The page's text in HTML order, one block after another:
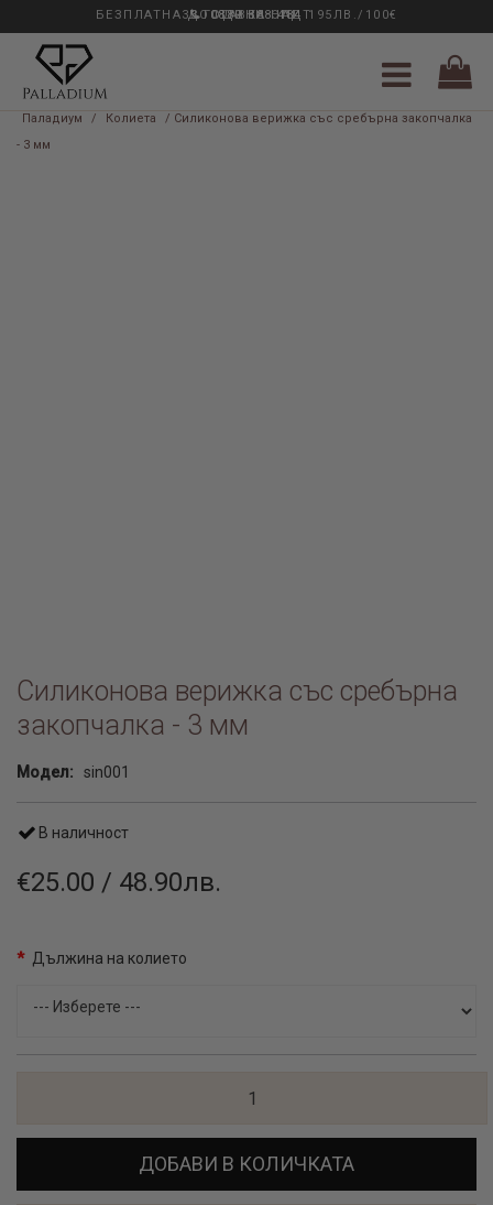
33 ГОДИНИ ОПИТ
БЕЗПЛАТНА ДОСТАВКА НАД 195ЛВ./100€
0889 888 484
Паладиум / Колиета
/ Силиконова верижка със сребърна закопчалка
- 3 мм
Силиконова верижка със сребърна
закопчалка - 3 мм
Модел: sin001
В наличност
€25.00 / 48.90лв.
Дължина на колието
ДОБАВИ В КОЛИЧКАТА